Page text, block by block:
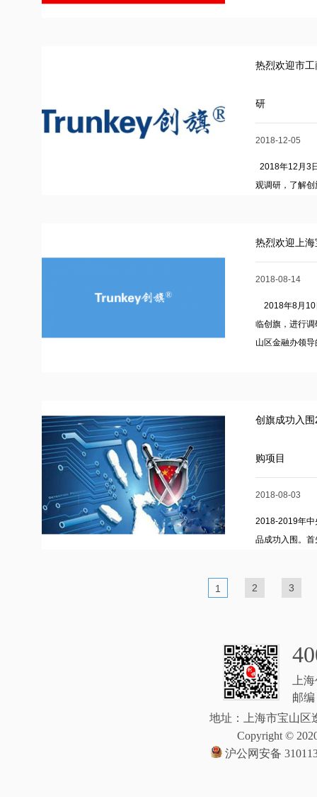
热烈欢迎市
研
2018-12-05
2018年12月3
观调研，了解
热烈欢迎上
2018-08-14
2018年8月10
临创旗，进行
山区金融办领导
创旗成功入
购项目
2018-08-03
2018-2019年中
品成功入围。
1 2 3
上
邮编
地址：上海市宝山区
Copyright ©
沪公网安备